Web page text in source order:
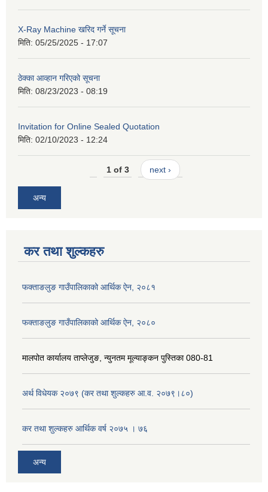
X-Ray Machine खरिद गर्ने सूचना
मिति: 05/25/2025 - 17:07
ठेक्का आव्हान गरिएको सूचना
मिति: 08/23/2023 - 08:19
Invitation for Online Sealed Quotation
मिति: 02/10/2023 - 12:24
1 of 3 next ›
अन्य
कर तथा शुल्कहरु
फक्ताङलुङ गाउँपालिकाको आर्थिक ऐन, २०८१
फक्ताङलुङ गाउँपालिकाको आर्थिक ऐन, २०८०
मालपोत कार्यालय ताप्लेजुङ, न्युनतम मूल्याङ्कन पुस्तिका 080-81
अर्थ विधेयक २०७९ (कर तथा शुल्कहरु आ.व. २०७९।८०)
कर तथा शुल्कहरु आर्थिक वर्ष २०७५ । ७६
अन्य